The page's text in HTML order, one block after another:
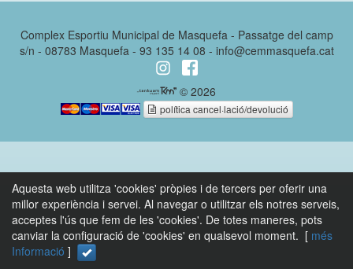
Complex Esportiu Municipal de Masquefa - Passatge del camp
s/n - 08783 Masquefa - 93 135 14 08 - info@cemmasquefa.cat
© 2026
política cancel·lació/devolució
Aquesta web utilitza 'cookies' pròpies i de tercers per oferir una
millor experiència i servei. Al navegar o utilitzar els notres serveis,
acceptes l'ús que fem de les 'cookies'. De totes maneres, pots
canviar la configuració de 'cookies' en qualsevol moment. [ més
Informació ]